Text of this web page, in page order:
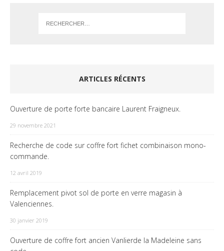
ARTICLES RÉCENTS
Ouverture de porte forte bancaire Laurent Fraigneux.
29 novembre 2021
Recherche de code sur coffre fort fichet combinaison mono-
commande.
12 avril 2019
Remplacement pivot sol de porte en verre magasin à
Valenciennes.
30 janvier 2019
Ouverture de coffre fort ancien Vanlierde la Madeleine sans